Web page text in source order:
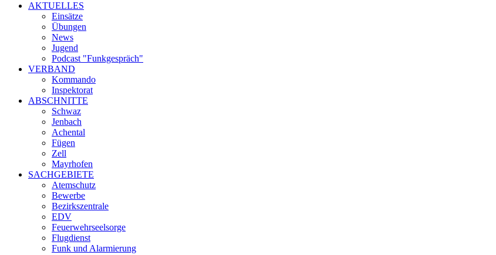
AKTUELLES
Einsätze
Übungen
News
Jugend
Podcast "Funkgespräch"
VERBAND
Kommando
Inspektorat
ABSCHNITTE
Schwaz
Jenbach
Achental
Fügen
Zell
Mayrhofen
SACHGEBIETE
Atemschutz
Bewerbe
Bezirkszentrale
EDV
Feuerwehrseelsorge
Flugdienst
Funk und Alarmierung